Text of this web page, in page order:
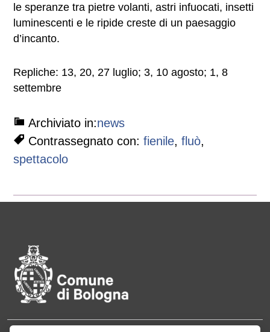
le speranze tra pietre volanti, astri infuocati, insetti
luminescenti e le ripide creste di un paesaggio
d’incanto.
Repliche: 13, 20, 27 luglio; 3, 10 agosto; 1, 8
settembre
Archiviato in:news
Contrassegnato con:fienile,fluò,
spettacolo